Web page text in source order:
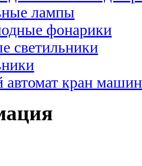
лампы
фонарики
светильники
автомат кран